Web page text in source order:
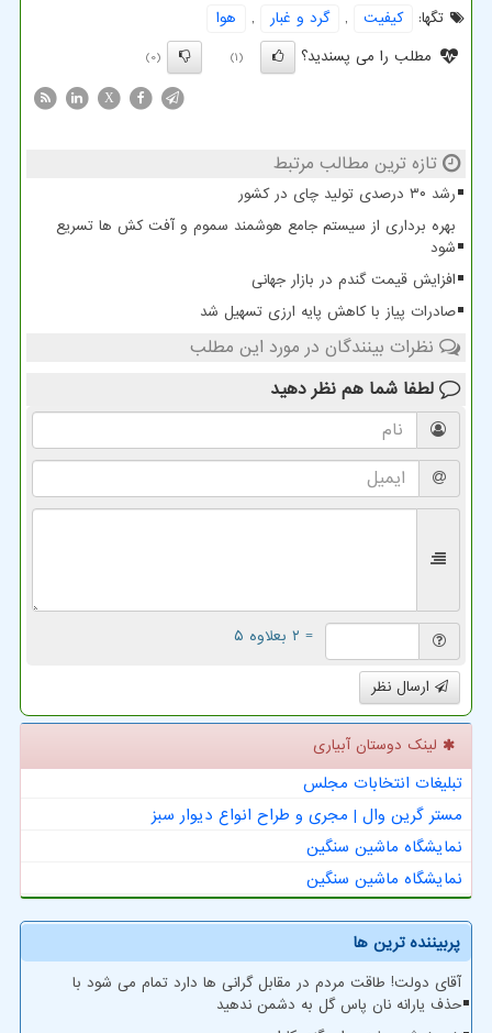
تگها:
كیفیت , گرد و غبار ,
هوا
مطلب را می پسندید؟
(1)
(0)
X
تازه ترین مطالب مرتبط
رشد ۳۰ درصدی تولید چای در کشور
بهره برداری از سیستم جامع هوشمند سموم و آفت کش ها تسریع
شود
افزایش قیمت گندم در بازار جهانی
صادرات پیاز با کاهش پایه ارزی تسهیل شد
نظرات بینندگان در مورد این مطلب
لطفا شما هم نظر دهید
= ۲ بعلاوه ۵
ارسال نظر
لینک دوستان آبیاری
تبلیغات انتخابات مجلس
مستر گرین وال | مجری و طراح انواع دیوار سبز
نمایشگاه ماشین سنگین
نمایشگاه ماشین سنگین
پربیننده ترین ها
آقای دولت! طاقت مردم در مقابل گرانی ها دارد تمام می شود با
حذف یارانه نان پاس گل به دشمن ندهید